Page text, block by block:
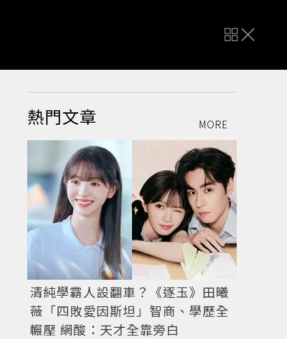
熱門文章 MORE
清純學霸人設翻車？《逐玉》田曦
薇「四敗愛因斯坦」智商、學歷全
輾壓 網酸：天才全靠旁白